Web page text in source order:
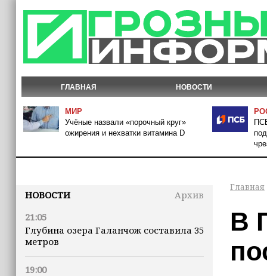
ГЛАВНАЯ НОВОСТИ
МИР
Учёные назвали «порочный круг»
ожирения и нехватки витамина D
НОВОСТИ
Архив
21:05
Глубина озера Галанчож составила 35
метров
19:00
Главная
В